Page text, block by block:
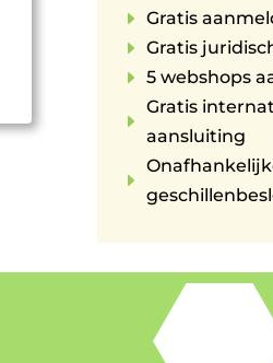
E Gratis
E Gratis
E 5 webshops
E
Gratis
aansluiting
E